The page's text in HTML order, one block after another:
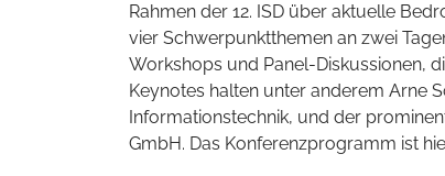
Rahmen der 12. ISD über aktuelle
vier Schwerpunktthemen an zwei
Workshops und Panel-Diskussionen,
Keynotes halten unter anderem Arne
Informationstechnik, und der
GmbH. Das Konferenzprogramm ist